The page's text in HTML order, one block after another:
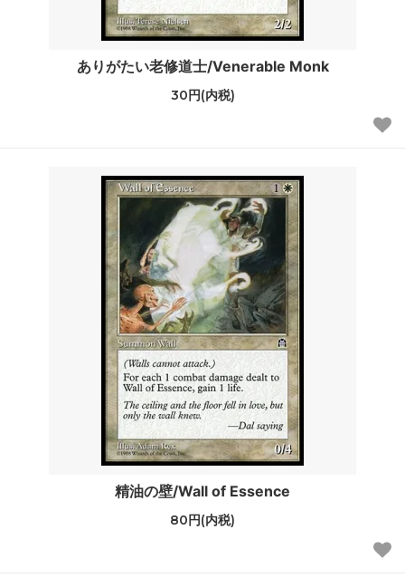
ありがたい老修道士/Venerable Monk
30円(内税)
精油の壁/Wall of Essence
80円(内税)